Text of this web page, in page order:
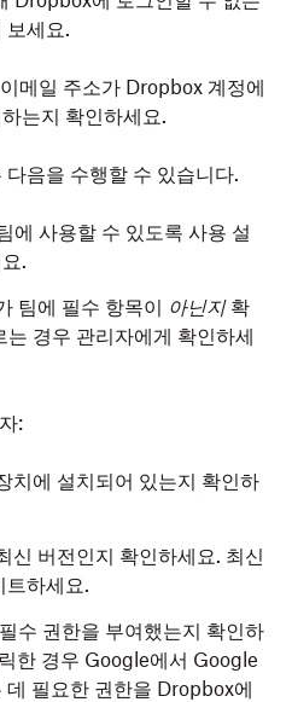
보세요.
메일 주소가 Dropbox 계정에
는지 확인하세요.
음을 수행할 수 있습니다.
에 사용할 수 있도록 사용 설
.
팀에 필수 항목이 아닌지확
경우 관리자에게 확인하세
:
치에 설치되어 있는지 확인하
신 버전인지 확인하세요. 최신
트하세요.
수 권한을 부여했는지 확인하
한 경우 Google에서 Google
데 필요한 권한을 Dropbox에